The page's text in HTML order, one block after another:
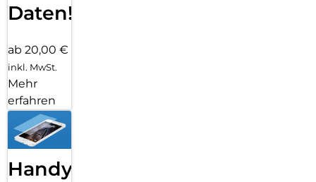
Daten!
ab 20,00 €
inkl. MwSt.
Mehr
erfahren
Handy